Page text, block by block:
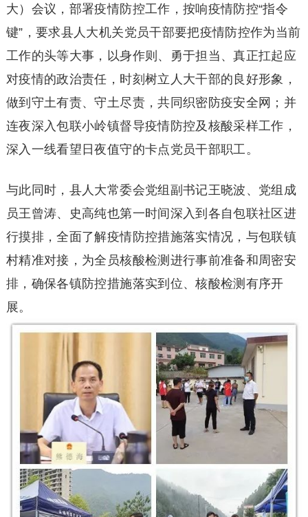
大）会议，部署疫情防控工作，按响疫情防控“指令
键”，要求县人大机关党员干部要把疫情防控作为当前
工作的头等大事，以身作则、勇于担当、真正扛起应
对疫情的政治责任，时刻树立人大干部的良好形象，
做到守土有责、守土尽责，共同织密防疫安全网；并
连夜深入包联小岭镇督导疫情防控及核酸采样工作，
深入一线看望日夜值守的卡点党员干部职工。
与此同时，县人大常委会党组副书记王晓波、党组成
员王曾涛、史高纯也第一时间深入到各自包联社区进
行摸排，全面了解疫情防控措施落实情况，与包联镇
村精准对接，为全员核酸检测进行事前准备和周密安
排，确保各镇防控措施落实到位、核酸检测有序开
展。